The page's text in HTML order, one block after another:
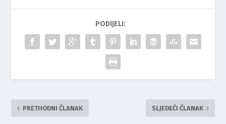
PODIJELI:
PRETHODNI ČLANAK SLJEDEĆI ČLANAK